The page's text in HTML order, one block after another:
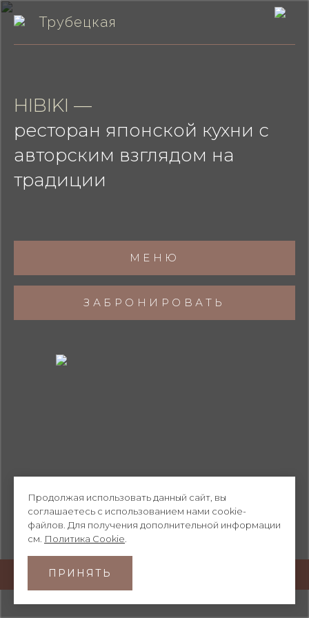
Трубецкая
HIBIKI —
ресторан японской кухни с
авторским взглядом на
традиции
МЕНЮ
ЗАБРОНИРОВАТЬ
© HIBIKI 2026
Продолжая использовать данный сайт, вы
соглашаетесь с использованием нами cookie-
файлов. Для получения дополнительной информации
см. Политика Cookie
ПРИНЯТЬ